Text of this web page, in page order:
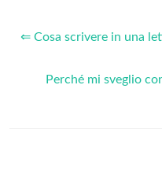
⇐ Cosa scrivere in una
Perché mi sveglio